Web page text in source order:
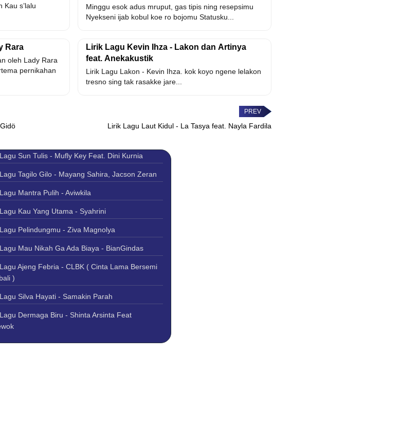
Kau s’lalu
Minggu esok adus mruput, gas tipis ning resepsimu
Nyekseni ijab kobul koe ro bojomu Statusku...
Rara
oleh Lady Rara
pernikahan
Lirik Lagu Kevin Ihza - Lakon dan Artinya
feat. Anekakustik
Lirik Lagu Lakon - Kevin Ihza. kok koyo ngene lelakon
tresno sing tak rasakke jare...
Lirik Lagu Laut Kidul - La Tasya feat. Nayla Fardila
Sun Tulis - Mufly Key Feat. Dini Kurnia
Tagilo Gilo - Mayang Sahira, Jacson Zeran
Mantra Pulih - Aviwkila
Kau Yang Utama - Syahrini
Pelindungmu - Ziva Magnolya
Mau Nikah Ga Ada Biaya - BianGindas
Ajeng Febria - CLBK ( Cinta Lama Bersemi
)
Silva Hayati - Samakin Parah
Dermaga Biru - Shinta Arsinta Feat